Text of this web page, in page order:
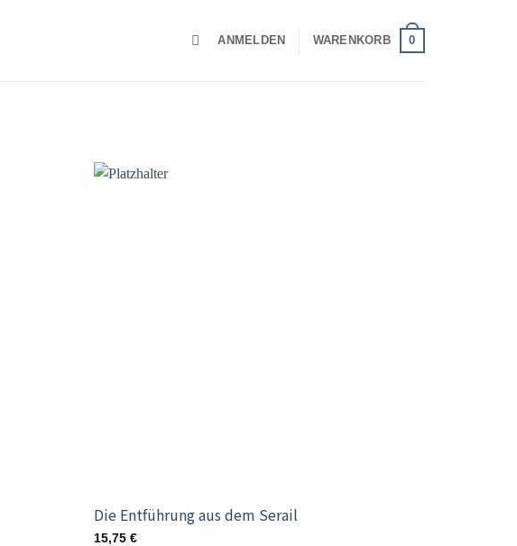
ANMELDEN WARENKORB 0
Die Entführung aus dem Serail
15,75€